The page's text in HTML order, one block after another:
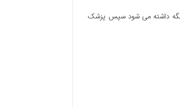
نگه داشته می شود سپس پزشک